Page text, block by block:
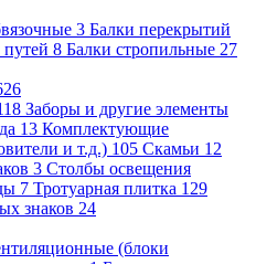
3 Балки перекрытий
8 Балки стропильные 27
Заборы и другие элементы
13 Комплектующие
и т.д.) 105 Скамьи 12
3 Столбы освещения
7 Тротуарная плитка 129
знаков 24
(блоки